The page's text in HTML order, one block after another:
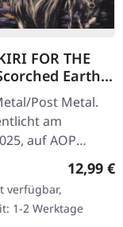
FOR THE
Earth |
CDPost Metal.
am
auf AOP
mit 16-seitigem
Earth"
For…
12,99 €
verfügbar,
1-2 Werktage